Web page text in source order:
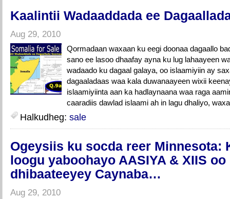
Kaalintii Wadaaddada ee
Aug 29, 2010
Qormadaan waxaan ku eegi doonaa dagaallo
sano ee lasoo dhaafay ayna ku lug lahaayeen
wadaado ku dagaal galaya, oo islaamiyiin ay
dagaaladaas waa kala duwanaayeen wixii
islaamiyiinta aan ka hadlaynaana waa raga
caaradiis dawlad islaami ah in lagu dhaliyo,
Halkudheg: sale
Ogeysiis ku socda reer Minnesota:
loogu yaboohayo AASIYA & XIIS oo
dhibaateeyey Caynaba…
Aug 29, 2010